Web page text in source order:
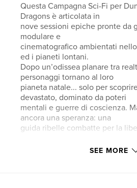
Questa Campagna Sci-Fi per
Dragons è articolata in
nove sessioni epiche pronte da
modulare e
cinematografico ambientati
ed i pianeti lontani.
Dopo un’odissea planare tra
personaggi tornano al loro
pianeta natale... solo per
devastato, dominato da poteri
mentali e guerre di coscienza.
ancora una speranza: una
guida ribelle combatte per la
SEE MORE